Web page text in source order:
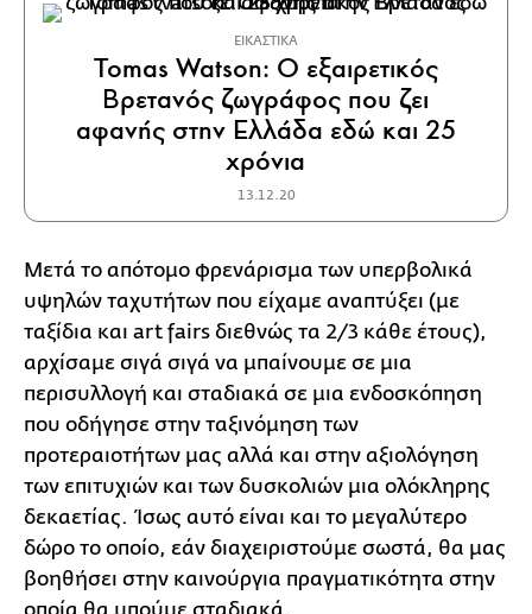
ΕΙΚΑΣΤΙΚΑ
Tomas Watson: Ο εξαιρετικός
Βρετανός ζωγράφος που ζει
αφανής στην Ελλάδα εδώ και 25
χρόνια
13.12.20
Μετά το απότομο φρενάρισμα των υπερβολικά
υψηλών ταχυτήτων που είχαμε αναπτύξει (με
ταξίδια και art fairs διεθνώς τα 2/3 κάθε έτους),
αρχίσαμε σιγά σιγά να μπαίνουμε σε μια
περισυλλογή και σταδιακά σε μια ενδοσκόπηση
που οδήγησε στην ταξινόμηση των
προτεραιοτήτων μας αλλά και στην αξιολόγηση
των επιτυχιών και των δυσκολιών μια ολόκληρης
δεκαετίας. Ίσως αυτό είναι και το μεγαλύτερο
δώρο το οποίο, εάν διαχειριστούμε σωστά, θα μας
βοηθήσει στην καινούργια πραγματικότητα στην